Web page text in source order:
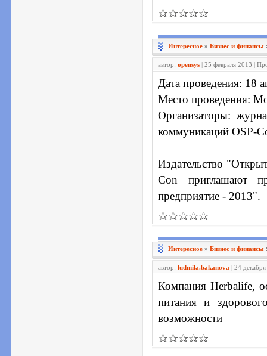
Интересное » Бизнес и финансы
автор: opensys | 25 февраля 2013 |
Дата проведения: 18
Место проведения:
Организаторы:
коммуникаций OSP-
Издательство
Con приглашают
предприятие - 2013".
Интересное » Бизнес и финансы
автор: ludmila.bakanova | 24
Компания Herbalife,
питания и
возможности